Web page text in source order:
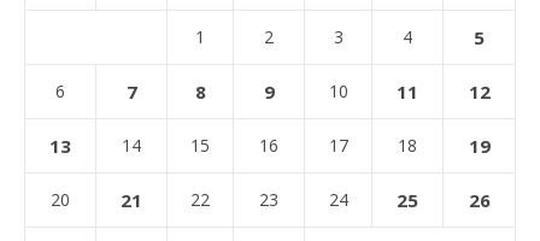
1 2 3 4 5
6 7 8 9 10 11 12
13 14 15 16 17 18 19
20 21 22 23 24 25 26